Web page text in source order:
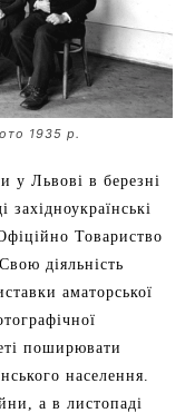
1935 р.
у Львові в березні
Товариство
діяльність
аматорської
поширювати
населення.
а в листопаді